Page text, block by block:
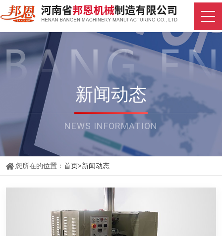
新闻动态
NEWS INFORMATION
您所在的位置： 首页>新闻动态